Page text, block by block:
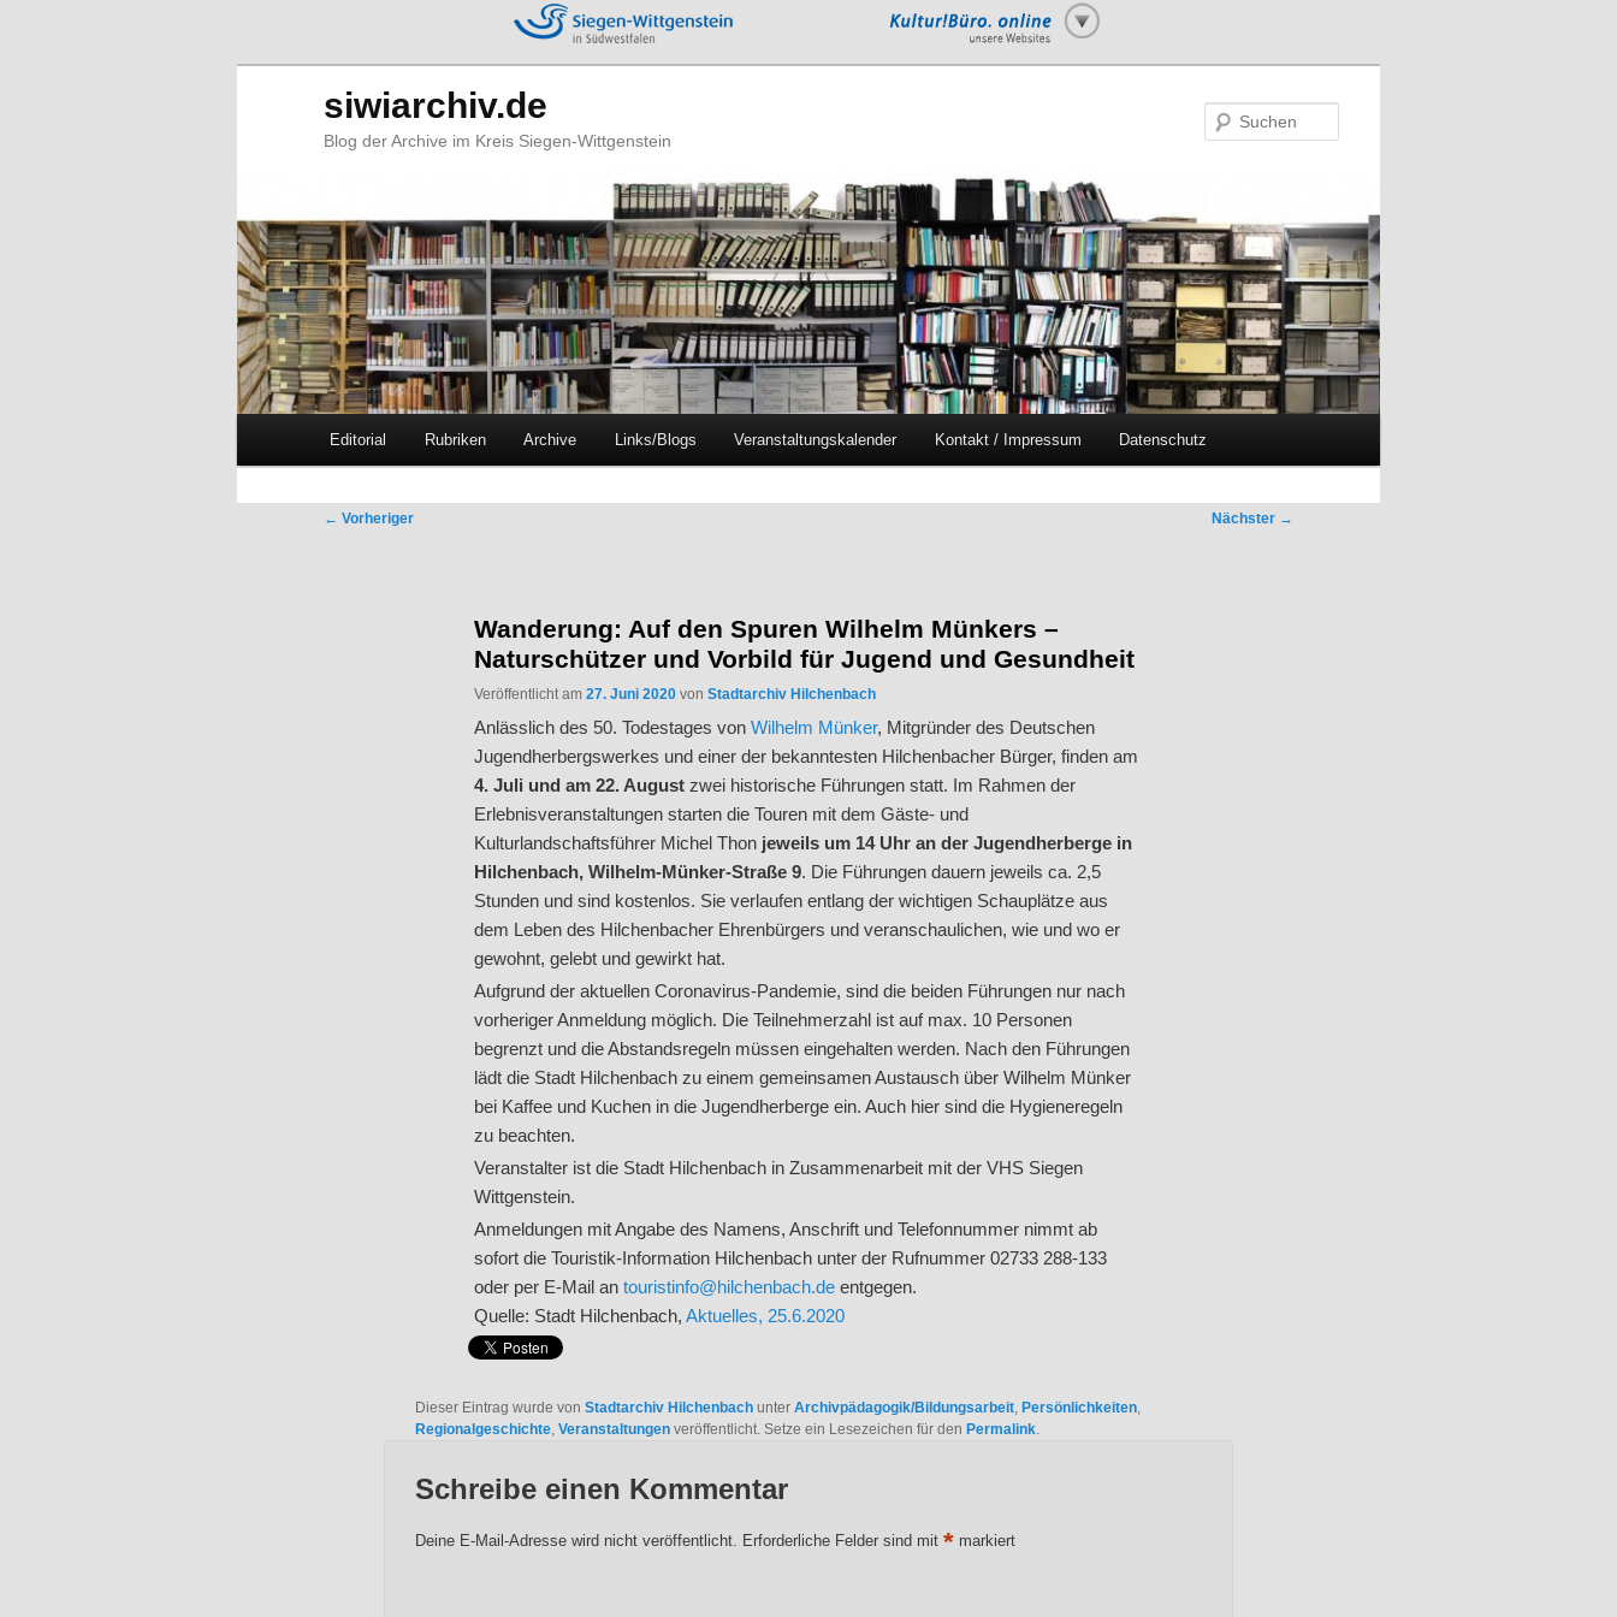
siwiarchiv.de
Blog der Archive im Kreis Siegen-Wittgenstein
Zum
primären
Zum
sekundären
Editorial Rubriken Archive Links/Blogs Veranstaltungskalender Kontakt / Impressum Datenschutz
Beitragsnavigation
← Vorheriger Nächster →
Wanderung: Auf den Spuren Wilhelm Münkers –
Naturschützer und Vorbild für Jugend und Gesundheit
Veröffentlicht am27. Juni 2020 vonStadtarchiv Hilchenbach
Anlässlich des 50. Todestages vonWilhelm Münker, Mitgründer des Deutschen
Jugendherbergswerkes und einer der bekanntesten Hilchenbacher Bürger, finden am
4. Juli und am 22. August zwei historische Führungen statt. Im Rahmen der
Erlebnisveranstaltungen starten die Touren mit dem Gäste- und
Kulturlandschaftsführer Michel Thon jeweils um 14 Uhr an der Jugendherberge in
Hilchenbach, Wilhelm-Münker-Straße 9. Die Führungen dauern jeweils ca. 2,5
Stunden und sind kostenlos. Sie verlaufen entlang der wichtigen Schauplätze aus
dem Leben des Hilchenbacher Ehrenbürgers und veranschaulichen, wie und wo er
gewohnt, gelebt und gewirkt hat.
Aufgrund der aktuellen Coronavirus-Pandemie, sind die beiden Führungen nur nach
vorheriger Anmeldung möglich. Die Teilnehmerzahl ist auf max. 10 Personen
begrenzt und die Abstandsregeln müssen eingehalten werden. Nach den Führungen
lädt die Stadt Hilchenbach zu einem gemeinsamen Austausch über Wilhelm Münker
bei Kaffee und Kuchen in die Jugendherberge ein. Auch hier sind die Hygieneregeln
zu beachten.
Veranstalter ist die Stadt Hilchenbach in Zusammenarbeit mit der VHS Siegen
Wittgenstein.
Anmeldungen mit Angabe des Namens, Anschrift und Telefonnummer nimmt ab
sofort die Touristik-Information Hilchenbach unter der Rufnummer 02733 288-133
oder per E-Mail antouristinfo@hilchenbach.de entgegen.
Quelle: Stadt Hilchenbach,Aktuelles, 25.6.2020
Dieser Eintrag wurde von Stadtarchiv Hilchenbachunter Archivpädagogik/Bildungsarbeit, Persönlichkeiten,
Regionalgeschichte, Veranstaltungenveröffentlicht. Setze ein Lesezeichen für den Permalink.
Schreibe einen Kommentar
Deine E-Mail-Adresse wird nicht veröffentlicht. Erforderliche Felder sind mit *markiert